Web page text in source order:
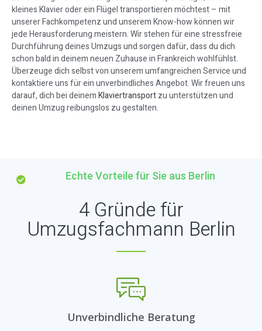
kleines Klavier oder ein Flügel transportieren möchtest – mit
unserer Fachkompetenz und unserem Know-how können wir
jede Herausforderung meistern. Wir stehen für eine stressfreie
Durchführung deines Umzugs und sorgen dafür, dass du dich
schon bald in deinem neuen Zuhause in Frankreich wohlfühlst.
Überzeuge dich selbst von unserem umfangreichen Service und
kontaktiere uns für ein unverbindliches Angebot. Wir freuen uns
darauf, dich bei deinemKlaviertransportzu unterstützen und
deinen Umzug reibungslos zu gestalten.
Echte Vorteile für Sie aus Berlin
4 Gründe für
Umzugsfachmann Berlin
Unverbindliche Beratung